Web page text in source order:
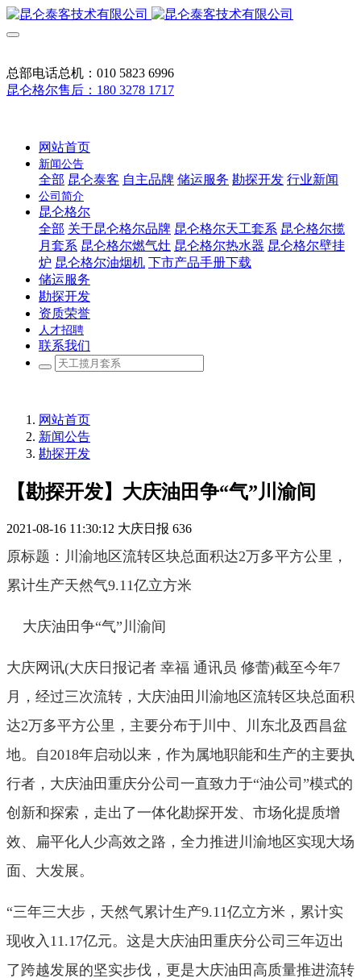
总部电话总机：010 5823 6996
昆仑格尔售后：180 3278 1717
网站首页
新闻公告
全部 昆仑泰客 自主品牌 储运服务 勘探开发 行业新闻
公司简介
昆仑格尔
全部 关于昆仑格尔品牌 昆仑格尔天工套系 昆仑格尔揽
月套系 昆仑格尔燃气灶 昆仑格尔热水器 昆仑格尔壁挂
炉 昆仑格尔油烟机 下市产品手册下载
储运服务
勘探开发
资质荣誉
人才招聘
联系我们
网站首页
新闻公告
勘探开发
【勘探开发】大庆油田争“气”川渝间
2021-08-16 11:30:12 大庆日报 636
原标题：川渝地区流转区块总面积达2万多平方公里，
累计生产天然气9.11亿立方米
大庆油田争“气”川渝间
大庆网讯(大庆日报记者 幸福 通讯员 修蕾)截至今年7
月，经过三次流转，大庆油田川渝地区流转区块总面积
达2万多平方公里，主要分布于川中、川东北及西昌盆
地。自2018年启动以来，作为属地职能和生产的主要执
行者，大庆油田重庆分公司一直致力于“油公司”模式的
创新和探索，走出了一体化勘探开发、市场化提质增
效、扁平化人少高效之路，全力推进川渝地区实现大场
面、大发展。
“三年三大步，天然气累计生产9.11亿立方米，累计实
现收入11.17亿元。这是大庆油田重庆分公司三年迈出
了跨越发展的坚实步伐，更是大庆油田高质量推进流转